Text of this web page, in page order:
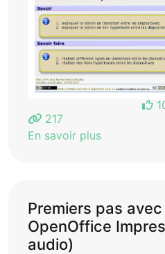
217
En savoir plus
Premiers pas
OpenOffice
audio)